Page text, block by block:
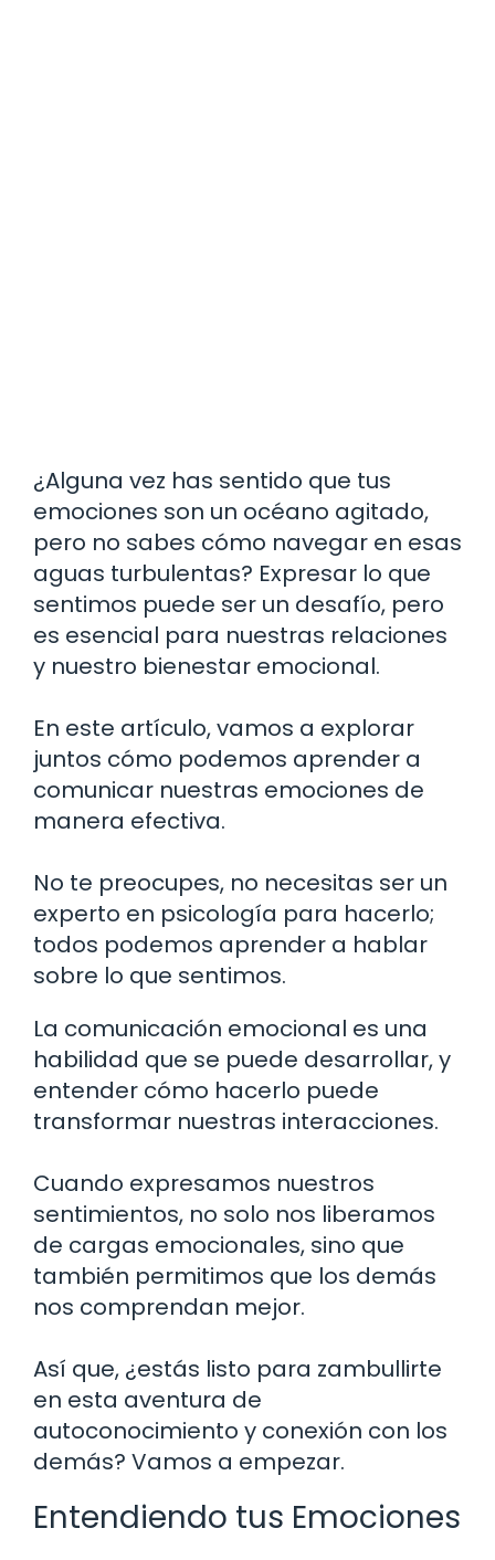
¿Alguna vez has sentido que tus
emociones son un océano agitado,
pero no sabes cómo navegar en esas
aguas turbulentas? Expresar lo que
sentimos puede ser un desafío, pero
es esencial para nuestras relaciones
y nuestro bienestar emocional.
En este artículo, vamos a explorar
juntos cómo podemos aprender a
comunicar nuestras emociones de
manera efectiva.
No te preocupes, no necesitas ser un
experto en psicología para hacerlo;
todos podemos aprender a hablar
sobre lo que sentimos.
La comunicación emocional es una
habilidad que se puede desarrollar, y
entender cómo hacerlo puede
transformar nuestras interacciones.
Cuando expresamos nuestros
sentimientos, no solo nos liberamos
de cargas emocionales, sino que
también permitimos que los demás
nos comprendan mejor.
Así que, ¿estás listo para zambullirte
en esta aventura de
autoconocimiento y conexión con los
demás? Vamos a empezar.
Entendiendo tus Emociones